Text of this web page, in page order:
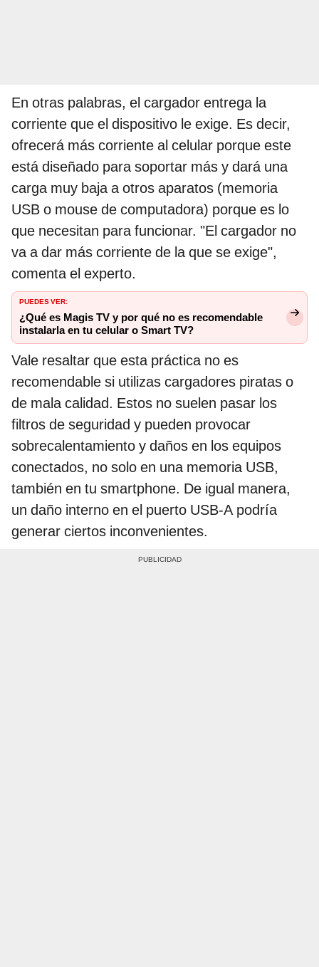
En otras palabras, el cargador entrega la
corriente que el dispositivo le exige. Es decir,
ofrecerá más corriente al celular porque este
está diseñado para soportar más y dará una
carga muy baja a otros aparatos (memoria
USB o mouse de computadora) porque es lo
que necesitan para funcionar. "El cargador no
va a dar más corriente de la que se exige",
comenta el experto.
PUEDES VER:
¿Qué es Magis TV y por qué no es recomendable
instalarla en tu celular o Smart TV?
Vale resaltar que esta práctica no es
recomendable si utilizas cargadores piratas o
de mala calidad. Estos no suelen pasar los
filtros de seguridad y pueden provocar
sobrecalentamiento y daños en los equipos
conectados, no solo en una memoria USB,
también en tu smartphone. De igual manera,
un daño interno en el puerto USB-A podría
generar ciertos inconvenientes.